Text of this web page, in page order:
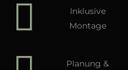
Inklusive
Montage
Planung &